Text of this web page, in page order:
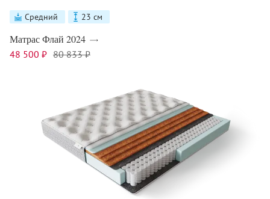
Средний 23 см
Матрас Флай 2024
48 500 ₽ 80 833 ₽